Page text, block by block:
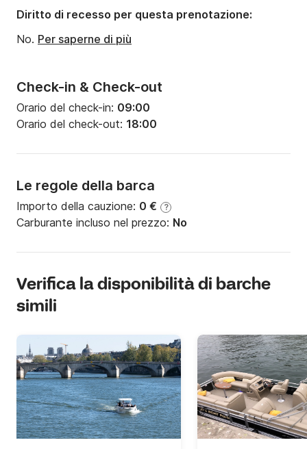
Check-in & Check-out
Orario del check-in: 09:00
Orario del check-out: 18:00
Le regole della barca
Importo della cauzione: 0 € ?
Carburante incluso nel prezzo: No
Diritto di recesso per questa prenotazione:
No. Per saperne di più
Verifica la disponibilità di barche
simili